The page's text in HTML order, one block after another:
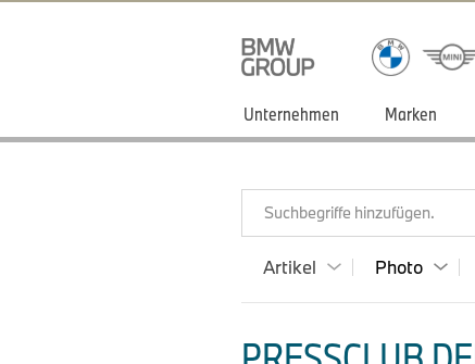
Unternehmen Marken
Suchbegriffe hinzufügen.
Artikel Photo